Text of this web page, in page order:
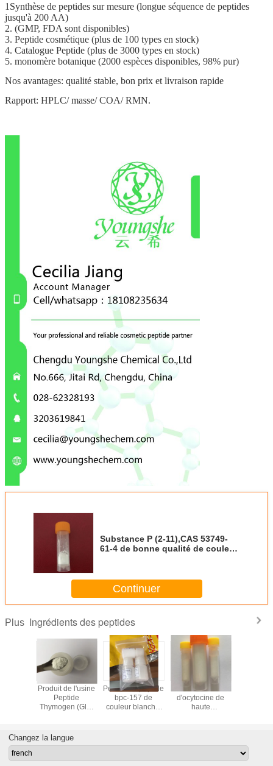
1Synthèse de peptides sur mesure (longue séquence de peptides
jusqu'à 200 AA)
2. (GMP, FDA sont disponibles)
3. Peptide cosmétique (plus de 100 types en stock)
4. Catalogue Peptide (plus de 3000 types en stock)
5. monomère botanique (2000 espèces disponibles, 98% pur)
Nos avantages: qualité stable, bon prix et livraison rapide
Rapport: HPLC/ masse/ COA/ RMN.
Substance P (2-11),CAS 53749-
61-4 de bonne qualité de couleur
Continuer
Plus Ingrédients des peptides
Produit de l'usine
Peptide
Thymogen (Glu-
Pentadecapeptide
bpc-157 de
couleur blanche,
Acétate
d'ocytocine de
haute
synthétique de
Changez la langue